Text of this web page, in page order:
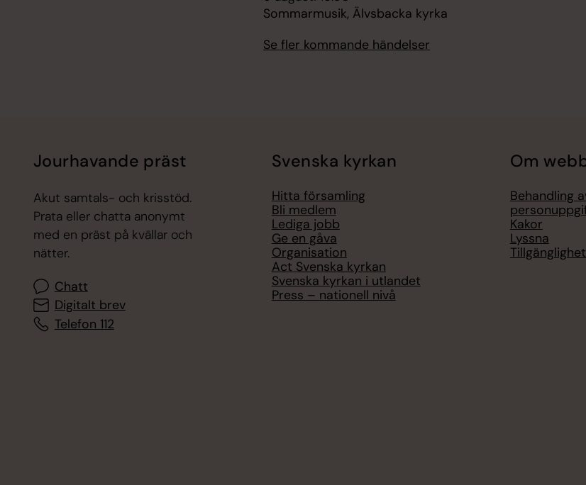
Sommarmusik, Älvsbacka kyrka
Se fler kommande händelser
Jourhavande präst
Akut samtals- och krisstöd.
Prata eller chatta anonymt
med en präst på kvällar och
nätter.
Chatt
Digitalt brev
Telefon 112
Svenska kyrkan
Hitta församling
Bli medlem
Lediga jobb
Ge en gåva
Organisation
Act Svenska kyrkan
Svenska kyrkan i utlandet
Press – nationell nivå
Om
Behandling
Kakor
Lyssna